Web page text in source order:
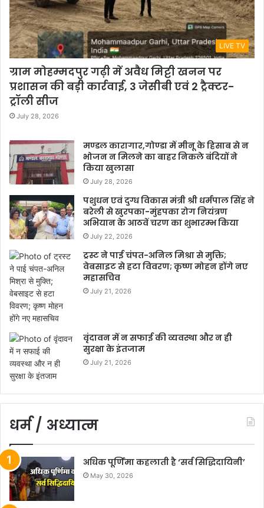
LIVE TV
ग्राम मोहम्मदपुर गढ़ी में अवैध मिट्टी खनन पर
प्रशासन की बड़ी कार्रवाई, 3 जेसीबी एवं 2 ट्रैक्टर-
ट्रॉली सीज
July 28, 2026
मण्डल कारागार,गोण्डा में मीनू के हिसाब से न
भोजन न मिलने का बाहर निकले बंदियों ने
किया खुलासा
July 28, 2026
पशुधन एवं दुग्ध विकास मंत्री श्री धर्मपाल सिंह ने
बरेली से खुरपका-मुंहपका रोग नियंत्रण
अभियान के आठवें चरण का शुभारम्भ किया
July 22, 2026
ट्रस्ट ने पाई चंपत-अनिल मिश्रा से मुक्ति;
वेबसाइट से हटा विवरण; कृष्ण मोहन होंगे नए
महासचिव
July 21, 2026
वृंदावन में न सफाई की व्यवस्था और न ही
सुरक्षा के इंतजाम
July 21, 2026
धर्म / अध्यात्म
अधिक पूर्णिमा कहलाती है ‘सर्व सिद्धिदायिनी’
May 30, 2026